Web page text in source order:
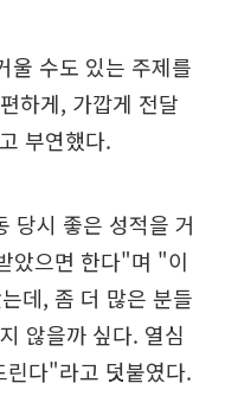
울 수도 있는 주제를
하게, 가깝게 전달
부연했다.
당시 좋은 성적을 거
았으면 한다"며 "이
데, 좀 더 많은 분들
않을까 싶다. 열심
린다"라고 덧붙였다.